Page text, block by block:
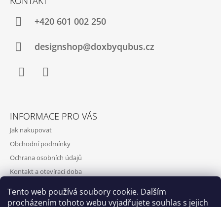
Tento web používá soubory cookie. Dalším
procházením tohoto webu vyjadřujete souhlas s jejich
+420‭ 601 002 250
designshop@doxbyqubus.cz
INFORMACE PRO VÁS
Jak nakupovat
Obchodní podmínky
Ochrana osobních údajů
Kontakt a otevírací doba
O nás